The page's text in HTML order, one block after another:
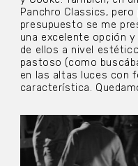
Panchro Classics,
presupuesto se me
una excelente opción
de ellos a nivel
pastoso (como
en las altas luces con
característica.